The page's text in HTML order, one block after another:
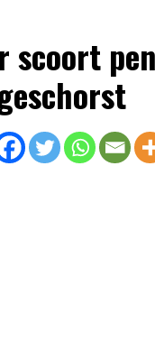
scoort